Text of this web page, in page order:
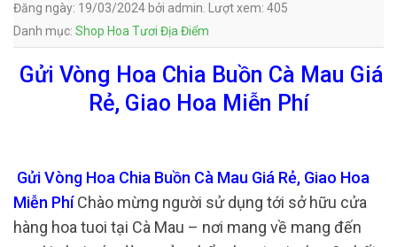
Đăng ngày: 19/03/2024 bởi admin. Lượt xem: 405
Danh mục: Shop Hoa Tươi Địa Điểm
Gửi Vòng Hoa Chia Buồn Cà Mau Giá
Rẻ, Giao Hoa Miễn Phí
Gửi Vòng Hoa Chia Buồn Cà Mau Giá Rẻ, Giao Hoa
Miễn PhíChào mừng người sử dụng tới sở hữu cửa
hàng hoa tuoi tại Cà Mau – nơi mang về mang đến